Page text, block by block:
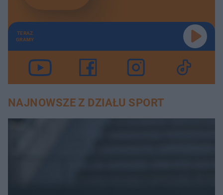
TERAZ
GRAMY
NAJNOWSZE Z DZIAŁU SPORT